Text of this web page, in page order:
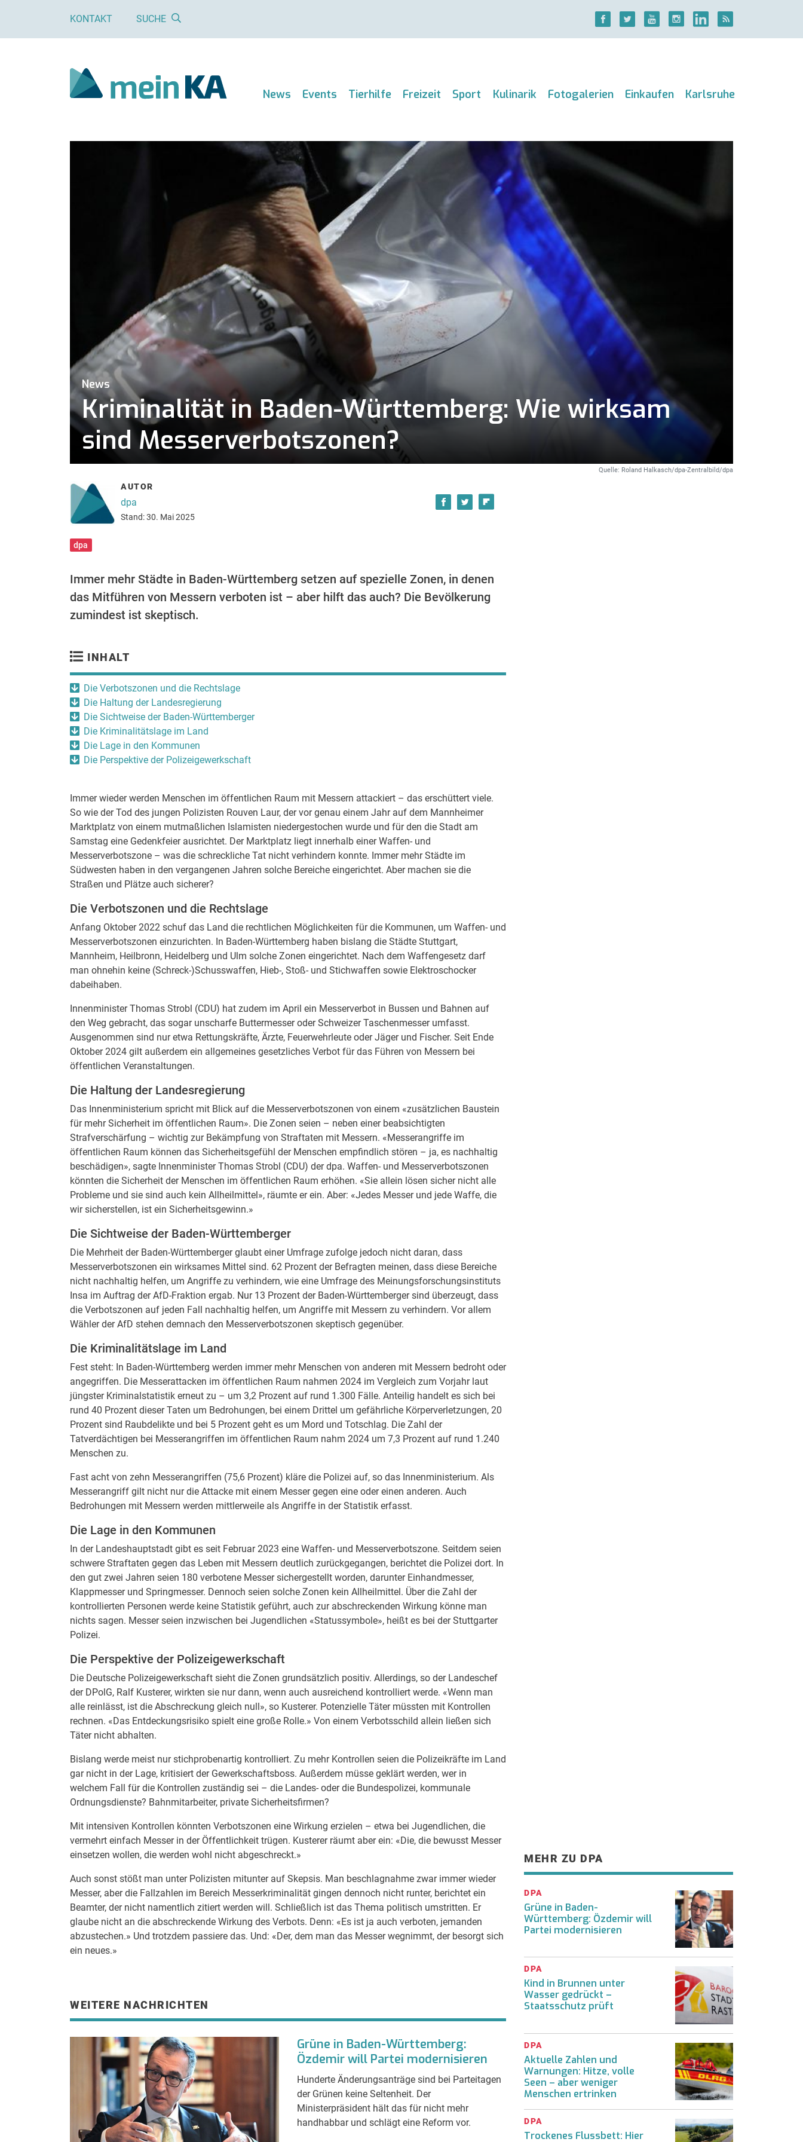
KONTAKT SUCHE
News Events Tierhilfe Freizeit Sport Kulinarik Fotogalerien Einkaufen Karlsruhe
News
Kriminalität in Baden-Württemberg: Wie wirksam
sind Messerverbotszonen?
Quelle: Roland Halkasch/dpa-Zentralbild/dpa
AUTOR
dpa
Stand: 30. Mai 2025
dpa
Immer mehr Städte in Baden-Württemberg setzen auf spezielle Zonen, in denen
das Mitführen von Messern verboten ist – aber hilft das auch? Die Bevölkerung
zumindest ist skeptisch.
INHALT
Die Verbotszonen und die Rechtslage
Die Haltung der Landesregierung
Die Sichtweise der Baden-Württemberger
Die Kriminalitätslage im Land
Die Lage in den Kommunen
Die Perspektive der Polizeigewerkschaft
Immer wieder werden Menschen im öffentlichen Raum mit Messern attackiert – das erschüttert viele.
So wie der Tod des jungen Polizisten Rouven Laur, der vor genau einem Jahr auf dem Mannheimer
Marktplatz von einem mutmaßlichen Islamisten niedergestochen wurde und für den die Stadt am
Samstag eine Gedenkfeier ausrichtet. Der Marktplatz liegt innerhalb einer Waffen- und
Messerverbotszone – was die schreckliche Tat nicht verhindern konnte. Immer mehr Städte im
Südwesten haben in den vergangenen Jahren solche Bereiche eingerichtet. Aber machen sie die
Straßen und Plätze auch sicherer?
Die Verbotszonen und die Rechtslage
Anfang Oktober 2022 schuf das Land die rechtlichen Möglichkeiten für die Kommunen, um Waffen- und
Messerverbotszonen einzurichten. In Baden-Württemberg haben bislang die Städte Stuttgart,
Mannheim, Heilbronn, Heidelberg und Ulm solche Zonen eingerichtet. Nach dem Waffengesetz darf
man ohnehin keine (Schreck-)Schusswaffen, Hieb-, Stoß- und Stichwaffen sowie Elektroschocker
dabeihaben.
Innenminister Thomas Strobl (CDU) hat zudem im April ein Messerverbot in Bussen und Bahnen auf
den Weg gebracht, das sogar unscharfe Buttermesser oder Schweizer Taschenmesser umfasst.
Ausgenommen sind nur etwa Rettungskräfte, Ärzte, Feuerwehrleute oder Jäger und Fischer. Seit Ende
Oktober 2024 gilt außerdem ein allgemeines gesetzliches Verbot für das Führen von Messern bei
öffentlichen Veranstaltungen.
Die Haltung der Landesregierung
Das Innenministerium spricht mit Blick auf die Messerverbotszonen von einem «zusätzlichen Baustein
für mehr Sicherheit im öffentlichen Raum». Die Zonen seien – neben einer beabsichtigten
Strafverschärfung – wichtig zur Bekämpfung von Straftaten mit Messern. «Messerangriffe im
öffentlichen Raum können das Sicherheitsgefühl der Menschen empfindlich stören – ja, es nachhaltig
beschädigen», sagte Innenminister Thomas Strobl (CDU) der dpa. Waffen- und Messerverbotszonen
könnten die Sicherheit der Menschen im öffentlichen Raum erhöhen. «Sie allein lösen sicher nicht alle
Probleme und sie sind auch kein Allheilmittel», räumte er ein. Aber: «Jedes Messer und jede Waffe, die
wir sicherstellen, ist ein Sicherheitsgewinn.»
Die Sichtweise der Baden-Württemberger
Die Mehrheit der Baden-Württemberger glaubt einer Umfrage zufolge jedoch nicht daran, dass
Messerverbotszonen ein wirksames Mittel sind. 62 Prozent der Befragten meinen, dass diese Bereiche
nicht nachhaltig helfen, um Angriffe zu verhindern, wie eine Umfrage des Meinungsforschungsinstituts
Insa im Auftrag der AfD-Fraktion ergab. Nur 13 Prozent der Baden-Württemberger sind überzeugt, dass
die Verbotszonen auf jeden Fall nachhaltig helfen, um Angriffe mit Messern zu verhindern. Vor allem
Wähler der AfD stehen demnach den Messerverbotszonen skeptisch gegenüber.
Die Kriminalitätslage im Land
Fest steht: In Baden-Württemberg werden immer mehr Menschen von anderen mit Messern bedroht oder
angegriffen. Die Messerattacken im öffentlichen Raum nahmen 2024 im Vergleich zum Vorjahr laut
jüngster Kriminalstatistik erneut zu – um 3,2 Prozent auf rund 1.300 Fälle. Anteilig handelt es sich bei
rund 40 Prozent dieser Taten um Bedrohungen, bei einem Drittel um gefährliche Körperverletzungen, 20
Prozent sind Raubdelikte und bei 5 Prozent geht es um Mord und Totschlag. Die Zahl der
Tatverdächtigen bei Messerangriffen im öffentlichen Raum nahm 2024 um 7,3 Prozent auf rund 1.240
Menschen zu.
Fast acht von zehn Messerangriffen (75,6 Prozent) kläre die Polizei auf, so das Innenministerium. Als
Messerangriff gilt nicht nur die Attacke mit einem Messer gegen eine oder einen anderen. Auch
Bedrohungen mit Messern werden mittlerweile als Angriffe in der Statistik erfasst.
Die Lage in den Kommunen
In der Landeshauptstadt gibt es seit Februar 2023 eine Waffen- und Messerverbotszone. Seitdem seien
schwere Straftaten gegen das Leben mit Messern deutlich zurückgegangen, berichtet die Polizei dort. In
den gut zwei Jahren seien 180 verbotene Messer sichergestellt worden, darunter Einhandmesser,
Klappmesser und Springmesser. Dennoch seien solche Zonen kein Allheilmittel. Über die Zahl der
kontrollierten Personen werde keine Statistik geführt, auch zur abschreckenden Wirkung könne man
nichts sagen. Messer seien inzwischen bei Jugendlichen «Statussymbole», heißt es bei der Stuttgarter
Polizei.
Die Perspektive der Polizeigewerkschaft
Die Deutsche Polizeigewerkschaft sieht die Zonen grundsätzlich positiv. Allerdings, so der Landeschef
der DPolG, Ralf Kusterer, wirkten sie nur dann, wenn auch ausreichend kontrolliert werde. «Wenn man
alle reinlässt, ist die Abschreckung gleich null», so Kusterer. Potenzielle Täter müssten mit Kontrollen
rechnen. «Das Entdeckungsrisiko spielt eine große Rolle.» Von einem Verbotsschild allein ließen sich
Täter nicht abhalten.
Bislang werde meist nur stichprobenartig kontrolliert. Zu mehr Kontrollen seien die Polizeikräfte im Land
gar nicht in der Lage, kritisiert der Gewerkschaftsboss. Außerdem müsse geklärt werden, wer in
welchem Fall für die Kontrollen zuständig sei – die Landes- oder die Bundespolizei, kommunale
Ordnungsdienste? Bahnmitarbeiter, private Sicherheitsfirmen?
Mit intensiven Kontrollen könnten Verbotszonen eine Wirkung erzielen – etwa bei Jugendlichen, die
vermehrt einfach Messer in der Öffentlichkeit trügen. Kusterer räumt aber ein: «Die, die bewusst Messer
einsetzen wollen, die werden wohl nicht abgeschreckt.»
Auch sonst stößt man unter Polizisten mitunter auf Skepsis. Man beschlagnahme zwar immer wieder
Messer, aber die Fallzahlen im Bereich Messerkriminalität gingen dennoch nicht runter, berichtet ein
Beamter, der nicht namentlich zitiert werden will. Schließlich ist das Thema politisch umstritten. Er
glaube nicht an die abschreckende Wirkung des Verbots. Denn: «Es ist ja auch verboten, jemanden
abzustechen.» Und trotzdem passiere das. Und: «Der, dem man das Messer wegnimmt, der besorgt sich
ein neues.»
WEITERE NACHRICHTEN
Grüne in Baden-Württemberg:
Özdemir will Partei modernisieren
Hunderte Änderungsanträge sind bei Parteitagen
der Grünen keine Seltenheit. Der
Ministerpräsident hält das für nicht mehr
handhabbar und schlägt eine Reform vor.
MEHR ZU DPA
DPA
Grüne in Baden-
Württemberg: Özdemir will
Partei modernisieren
DPA
Kind in Brunnen unter
Wasser gedrückt –
Staatsschutz prüft
DPA
Aktuelle Zahlen und
Warnungen: Hitze, volle
Seen – aber weniger
Menschen ertrinken
DPA
Trockenes Flussbett: Hier